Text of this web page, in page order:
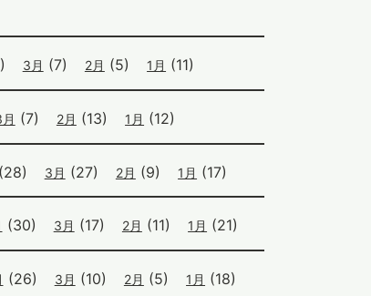
3月 (7) 2月 (5) 1月 (11)
(7) 2月 (13) 1月 (12)
(28) 3月 (27) 2月 (9) 1月 (17)
(30) 3月 (17) 2月 (11) 1月 (21)
(26) 3月 (10) 2月 (5) 1月 (18)